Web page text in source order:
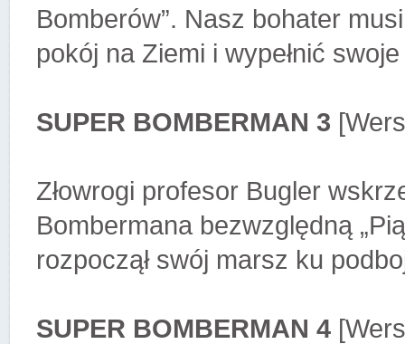
Bomberów”. Nasz bohater
pokój na Ziemi i wypełnić
SUPER BOMBERMAN 3
Złowrogi profesor Bugler
Bombermana bezwzględną
rozpoczął swój marsz ku
SUPER BOMBERMAN 4